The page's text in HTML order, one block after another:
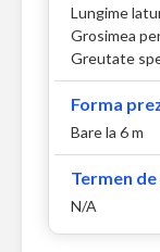
Lungime
Grosimea
Greutate
Forma
Bare la 6 m
Termen
N/A